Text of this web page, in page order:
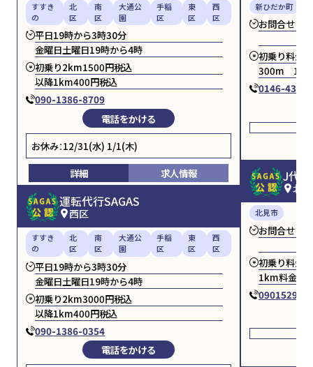
すすき
の
北
区
南
区
大通公
園
手稲
区
東
区
西
区
平日19時から3時30分
金曜日土曜日19時から4時
初乗り2km1500円税込
以降1km400円税込
090-1386-8709
電話をかける
お休み：12/31(水) 1/1(木)
詳細
求人情報
運転代行SAGAS
西区
すすき
の
北
区
南
区
大通公
園
手稲
区
東
区
西
区
平日19時から3時30分
金曜日土曜日19時から4時
初乗り2km3000円税込
以降1km400円税込
090-1386-0354
電話をかける
新ひだか町
お問合せく
初乗り料金
300m 100
0146-43-
J代
北
北見市
お問合せく
初乗り料金
1km料金